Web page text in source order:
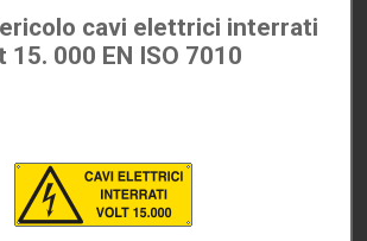
cavi elettrici interrati
15. 000 EN ISO 7010